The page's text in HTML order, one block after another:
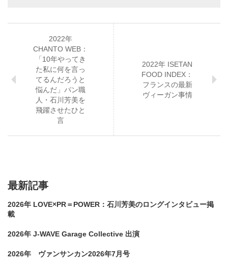
2022年
CHANTO WEB：
「10年やってき
た私に何を言っ
てるんだろうと
悩んだ」パン職
人・石川芳美を
飛躍させたひと
言
2022年 ISETAN
FOOD INDEX：
フランスの最新
ヴィーガン事情
最新記事
2026年 LOVE×PR＝POWER：石川芳美のロングインタビュー掲
載
2026年 J-WAVE Garage Collective 出演
2026年 ヴァンサンカン2026年7月号